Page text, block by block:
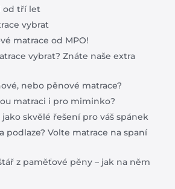
od tří let
vybrat
matrace od MPO!
vybrat? Znáte naše extra
nebo pěnové matrace?
matraci i pro miminko?
jako skvělé řešení pro váš spánek
podlaze? Volte matrace na spaní
z paměťové pěny – jak na něm